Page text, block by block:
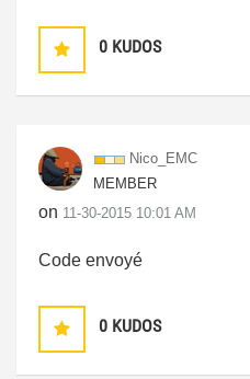
0 KUDOS
Nico_EMC
MEMBER
on ‎11-30-2015 10:01 AM
Code envoyé
0 KUDOS